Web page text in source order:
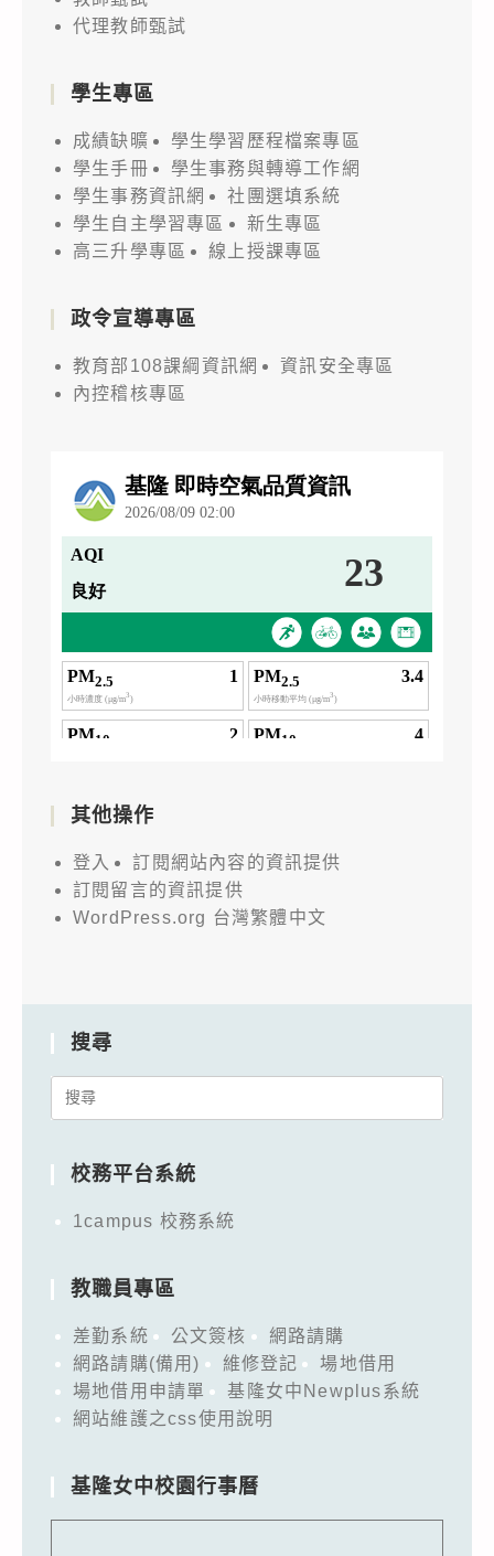
代理教師甄試
學生專區
成績缺曠
學生學習歷程檔案專區
學生手冊
學生事務與轉導工作網
學生事務資訊網
社團選填系統
學生自主學習專區
新生專區
高三升學專區
線上授課專區
政令宣導專區
教育部108課綱資訊網
資訊安全專區
內控稽核專區
其他操作
登入
訂閱網站內容的資訊提供
訂閱留言的資訊提供
WordPress.org 台灣繁體中文
搜尋
Search
校務平台系統
1campus 校務系統
教職員專區
差勤系統 公文簽核
網路請購
網路請購(備用)
維修登記
場地借用
場地借用申請單
基隆女中Newplus系統
網站維護之css使用說明
基隆女中校園行事曆